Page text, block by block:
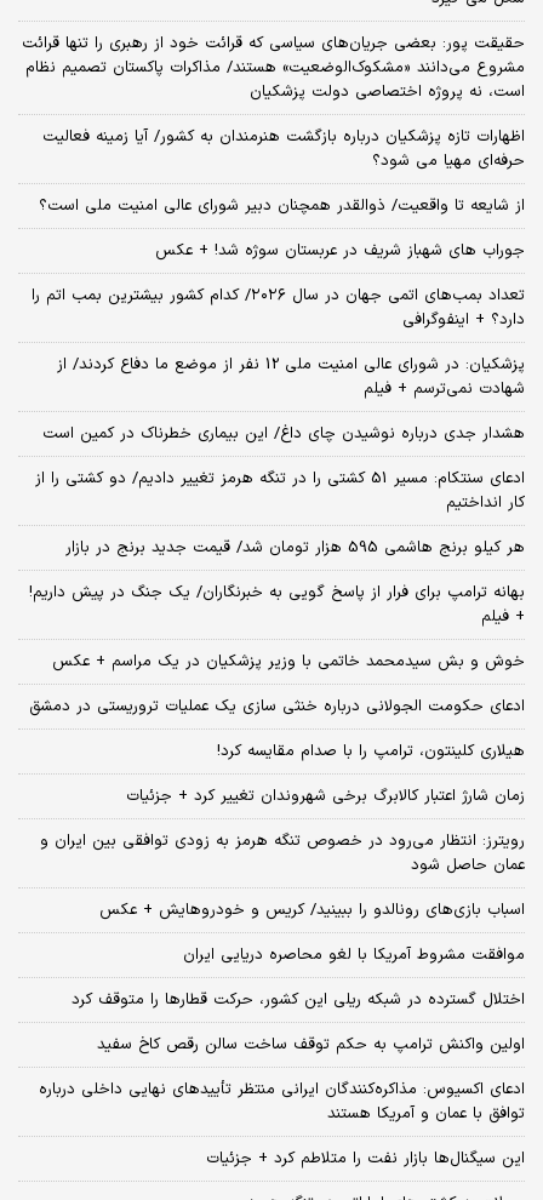
حقیقت پور: بعضی جریان‌های سیاسی که قرائت خود از رهبری را تنها قرائت
مشروع می‌دانند «مشکوک‌الوضعیت» هستند/ مذاکرات پاکستان تصمیم نظام
است، نه پروژه اختصاصی دولت پزشکیان
اظهارات تازه پزشکیان درباره بازگشت هنرمندان به کشور/ آیا زمینه فعالیت
حرفه‌ای مهیا می شود؟
از شایعه تا واقعیت/ ذوالقدر همچنان دبیر شورای ‌عالی امنیت ملی است؟
جوراب های شهباز شریف در عربستان سوژه شد! + عکس
تعداد بمب‌های اتمی جهان در سال ۲۰۲۶/ کدام کشور بیشترین بمب اتم را
دارد؟ + اینفوگرافی
پزشکیان: در شورای عالی امنیت ملی 12 نفر از موضع ما دفاع کردند/ از
شهادت نمی‌ترسم + فیلم
هشدار جدی درباره نوشیدن چای داغ/ این بیماری خطرناک در کمین است
ادعای سنتکام: مسیر 51 کشتی را در تنگه هرمز تغییر دادیم/ دو کشتی را از
کار انداختیم
هر کیلو برنج هاشمی 595 هزار تومان شد/ قیمت جدید برنج در بازار
بهانه ترامپ برای فرار از پاسخ گویی به خبرنگاران/ یک جنگ در پیش داریم!
+ فیلم
خوش و بش سیدمحمد خاتمی با وزیر پزشکیان در یک مراسم + عکس
ادعای حکومت الجولانی درباره خنثی سازی یک عملیات تروریستی در دمشق
هیلاری کلینتون، ترامپ را با صدام مقایسه کرد!
زمان شارژ اعتبار کالابرگ برخی شهروندان تغییر کرد + جزئیات
رویترز: انتظار می‌رود در خصوص تنگه هرمز به زودی توافقی بین ایران و
عمان حاصل شود
اسباب‌ بازی‌های رونالدو را ببینید/ کریس و خودروهایش + عکس
موافقت مشروط آمریکا با لغو محاصره دریایی ایران
اختلال گسترده در شبکه ریلی این کشور، حرکت قطارها را متوقف کرد
اولین واکنش ترامپ به حکم توقف ساخت سالن رقص کاخ سفید
ادعای اکسیوس: مذاکره‌کنندگان ایرانی منتظر تأییدهای نهایی داخلی درباره
توافق با عمان و آمریکا هستند
این سیگنال‌ها بازار نفت را متلاطم کرد + جزئیات